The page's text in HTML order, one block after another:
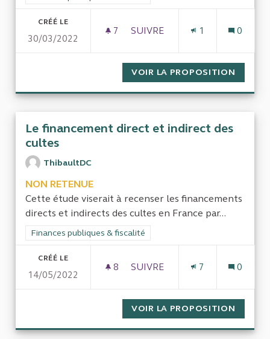
CRÉÉ LE
30/03/2022
7 7 ABONNÉS
SUIVRE
1 0
VOIR LA PROPOSITION
Le financement direct et indirect des
cultes
ThibaultDC
NON RETENUE
Cette étude viserait à recenser les financements
directs et indirects des cultes en France par...
Filtrer les résultats de la catégorie : Finances publiques &
Finances publiques & fiscalité
CRÉÉ LE
14/05/2022
8 8 ABONNÉS
SUIVRE
7 0
VOIR LA PROPOSITION